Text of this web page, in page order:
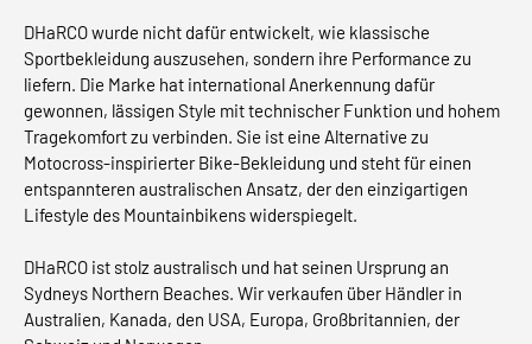
DHaRCO wurde nicht dafür entwickelt, wie klassische
Sportbekleidung auszusehen, sondern ihre Performance zu
liefern. Die Marke hat international Anerkennung dafür
gewonnen, lässigen Style mit technischer Funktion und hohem
Tragekomfort zu verbinden. Sie ist eine Alternative zu
Motocross-inspirierter Bike-Bekleidung und steht für einen
entspannteren australischen Ansatz, der den einzigartigen
Lifestyle des Mountainbikens widerspiegelt.
DHaRCO ist stolz australisch und hat seinen Ursprung an
Sydneys Northern Beaches. Wir verkaufen über Händler in
Australien, Kanada, den USA, Europa, Großbritannien, der